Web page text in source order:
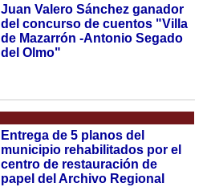
Juan Valero Sánchez ganador
del concurso de cuentos "Villa
de Mazarrón -Antonio Segado
del Olmo"
Entrega de 5 planos del
municipio rehabilitados por el
centro de restauración de
papel del Archivo Regional